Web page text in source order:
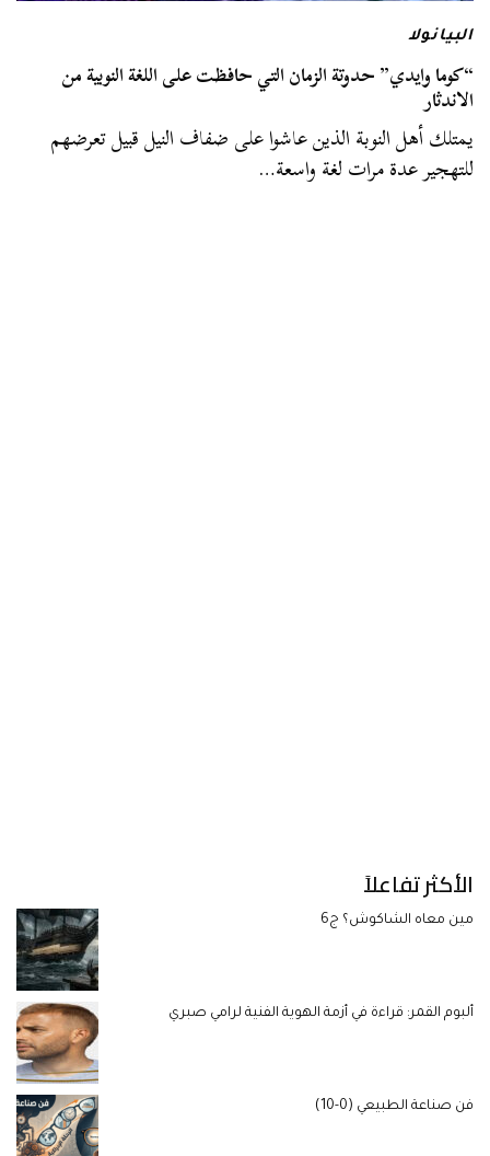
البيانولا
“كوما وايدي” حدوتة الزمان التي حافظت على اللغة النوبية من
الاندثار
يمتلك أهل النوبة الذين عاشوا على ضفاف النيل قبيل تعرضهم
للتهجير عدة مرات لغة واسعة…
الأكثر تفاعلاً
مين معاه الشاكوش؟ ج6
ألبوم القمر: قراءة في أزمة الهوية الفنية لرامي صبري
فن صناعة الطبيعي (0-10)